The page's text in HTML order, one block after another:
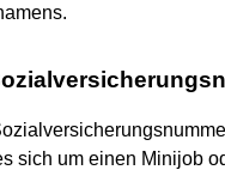
sich um einen Minijob